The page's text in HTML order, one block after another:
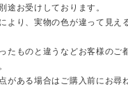
途お受けしております。
より、実物の色が違って見え
たものと違うなどお客様のご
がある場合はご購入前にお尋